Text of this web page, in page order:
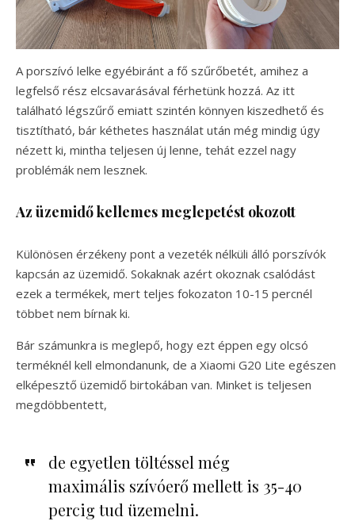
A porszívó lelke egyébiránt a fő szűrőbetét, amihez a
legfelső rész elcsavarásával férhetünk hozzá. Az itt
található légszűrő emiatt szintén könnyen kiszedhető és
tisztítható, bár kéthetes használat után még mindig úgy
nézett ki, mintha teljesen új lenne, tehát ezzel nagy
problémák nem lesznek.
Az üzemidő kellemes meglepetést okozott
Különösen érzékeny pont a vezeték nélküli álló porszívók
kapcsán az üzemidő. Sokaknak azért okoznak csalódást
ezek a termékek, mert teljes fokozaton 10-15 percnél
többet nem bírnak ki.
Bár számunkra is meglepő, hogy ezt éppen egy olcsó
terméknél kell elmondanunk, de a Xiaomi G20 Lite egészen
elképesztő üzemidő birtokában van. Minket is teljesen
megdöbbentett,
de egyetlen töltéssel még
maximális szívóerő mellett is 35-40
percig tud üzemelni.